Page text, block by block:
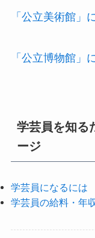
「公立美術館」
「公立博物館」
学芸員を知る
ージ
学芸員になるには
学芸員の給料・年